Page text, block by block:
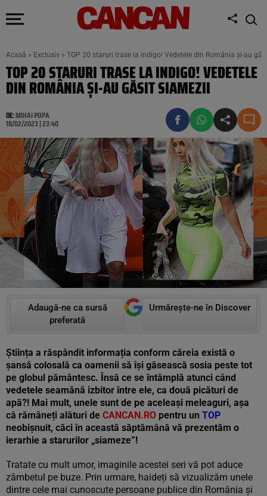
Acasă » Exclusiv » TOP 20 staruri trase la indigo! Vedetele din România și-au
TOP 20 STARURI TRASE LA INDIGO! VEDETELE
DIN ROMÂNIA ȘI-AU GĂSIT SIAMEZII
DE:MIHAI POPA
18/02/2023 | 23:40
Adaugă-ne ca sursă
preferată
Urmărește-ne în Discover
Știința a răspândit informația conform căreia există o
șansă colosală ca oamenii să își găsească sosia peste tot
pe globul pământesc. Însă ce se întâmplă atunci când
vedetele seamănă izbitor între ele, ca două picături de
apă?! Mai mult, unele sunt de pe aceleași meleaguri, așa
că rămâneți alături de CANCAN.RO pentru un TOP
neobișnuit, căci în această săptămână vă prezentăm o
ierarhie a starurilor „siameze”!
Tratate cu mult umor, imaginile acestei seri vă pot aduce
zâmbetul pe buze. Prin urmare, haideți să vizualizăm unele
dintre cele mai cunoscute persoane publice din România și